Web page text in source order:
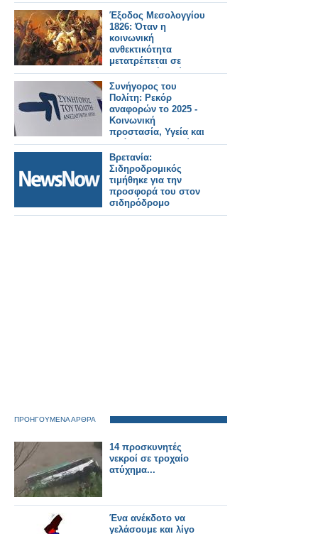
Έξοδος Μεσολογγίου
1826: Όταν η
κοινωνική
ανθεκτικότητα
μετατρέπεται σε
συντελεστή ισχύος
Συνήγορος του
Πολίτη: Ρεκόρ
αναφορών το 2025 -
Κοινωνική
προστασία, Υγεία και
πρόνοια στις πρώτες
θέσεις
Βρετανία:
Σιδηροδρομικός
τιμήθηκε για την
προσφορά του στον
σιδηρόδρομο
ΠΡΟΗΓΟΥΜΕΝΑ ΑΡΘΡΑ
14 προσκυνητές
νεκροί σε τροχαίο
ατύχημα...
Ένα ανέκδοτο να
γελάσουμε και λίγο